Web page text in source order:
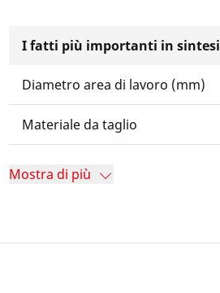
I fatti più importanti in sintesi
Diametro area di lavoro (mm)
Materiale da taglio
Mostra di più